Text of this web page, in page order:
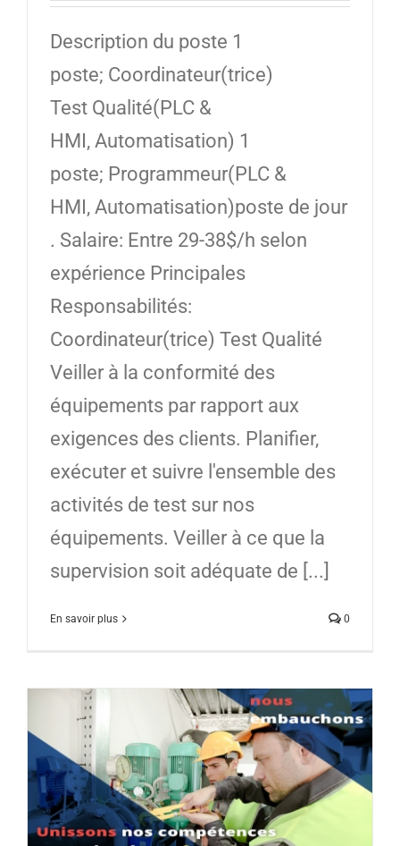
Description du poste 1
poste; Coordinateur(trice)
Test Qualité(PLC &
HMI, Automatisation) 1
poste; Programmeur(PLC &
HMI, Automatisation)poste de jour
. Salaire: Entre 29-38$/h selon
expérience Principales
Responsabilités:
Coordinateur(trice) Test Qualité
Veiller à la conformité des
équipements par rapport aux
exigences des clients. Planifier,
exécuter et suivre l'ensemble des
activités de test sur nos
équipements. Veiller à ce que la
supervision soit adéquate de [...]
En savoir plus 0